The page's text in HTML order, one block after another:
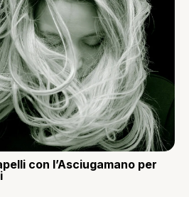
con l’Asciugamano per